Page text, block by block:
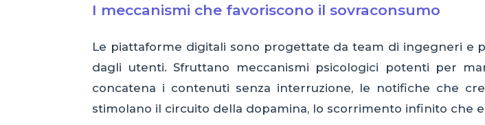
I meccanismi che favoriscono il sovraconsumo
Le piattaforme digitali sono progettate da team di ingegneri e
dagli utenti. Sfruttano meccanismi psicologici potenti per
concatena i contenuti senza interruzione, le notifiche che
stimolano il circuito della dopamina, lo scorrimento infinito che